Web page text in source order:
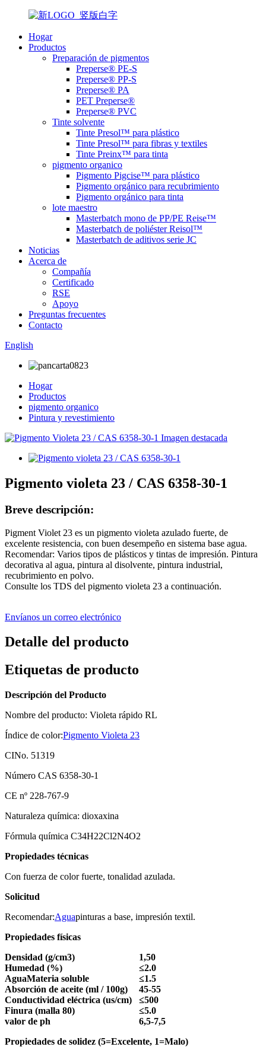
Hogar
Productos
Preparación de pigmentos
Preperse® PE-S
Preperse® PP-S
Preperse® PA
PET Preperse®
Preperse® PVC
Tinte solvente
Tinte Presol™ para plástico
Tinte Presol™ para fibras y textiles
Tinte Preinx™ para tinta
pigmento organico
Pigmento Pigcise™ para plástico
Pigmento orgánico para recubrimiento
Pigmento orgánico para tinta
lote maestro
Masterbatch mono de PP/PE Reise™
Masterbatch de poliéster Reisol™
Masterbatch de aditivos serie JC
Noticias
Acerca de
Compañía
Certificado
RSE
Apoyo
Preguntas frecuentes
Contacto
English
Hogar
Productos
pigmento organico
Pintura y revestimiento
Pigmento violeta 23 / CAS 6358-30-1
Breve descripción:
Pigment Violet 23 es un pigmento violeta azulado fuerte, de
excelente resistencia, con buen desempeño en sistema base agua.
Recomendar: Varios tipos de plásticos y tintas de impresión. Pintura
decorativa al agua, pintura al disolvente, pintura industrial,
recubrimiento en polvo.
Consulte los TDS del pigmento violeta 23 a continuación.
Envíanos un correo electrónico
Detalle del producto
Etiquetas de producto
Descripción del Producto
Nombre del producto: Violeta rápido RL
Índice de color:Pigmento Violeta 23
CINo. 51319
Número CAS 6358-30-1
CE nº 228-767-9
Naturaleza química: dioxaxina
Fórmula química C34H22Cl2N4O2
Propiedades técnicas
Con fuerza de color fuerte, tonalidad azulada.
Solicitud
Recomendar:Aguapinturas a base, impresión textil.
Propiedades físicas
Densidad (g/cm3)
1,50
Humedad (%)
≤2.0
AguaMateria soluble ≤1.5
Absorción de aceite (ml / 100g)
45-55
Conductividad eléctrica (us/cm)
≤500
Finura (malla 80)
≤5.0
valor de ph
6,5-7,5
Propiedades de solidez (5=Excelente, 1=Malo)